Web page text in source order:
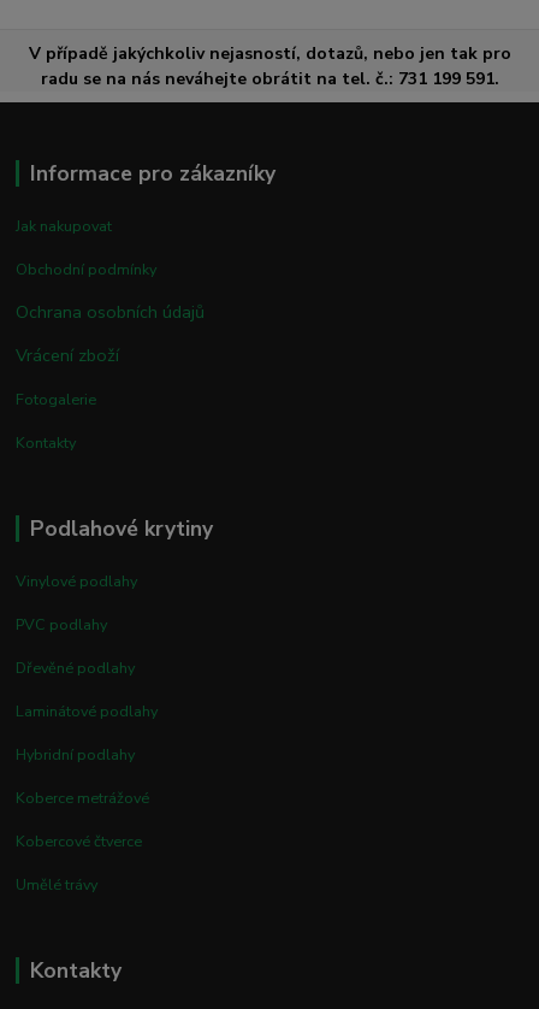
V případě jakýchkoliv nejasností, dotazů, nebo jen tak pro
radu se na nás neváhejte obrátit na tel. č.: 731 199 591.
Informace pro zákazníky
Jak nakupovat
Obchodní podmínky
Ochrana osobních údajů
Vrácení zboží
Fotogalerie
Kontakty
Podlahové krytiny
Vinylové podlahy
PVC podlahy
Dřevěné podlahy
Laminátové podlahy
Hybridní podlahy
Koberce metrážové
Kobercové čtverce
Umělé trávy
Kontakty